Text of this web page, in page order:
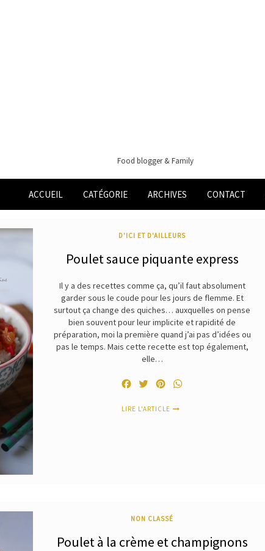
Food blogger & Family
ACCUEIL CATÉGORIE ARCHIVES CONTACT
D'ICI ET D'AILLEURS
Poulet sauce piquante express
Il y a des recettes comme ça, qu’il faut absolument
garder sous le coude pour les jours de flemme. Et
surtout ça change des quiches… auxquelles on pense
bien souvent pour leur implicite et rapidité de
préparation, moi la première quand j’ai pas d’idées ou
pas le temps. Mais cette recette est top également,
elle…
FacebookTwitterPinterest
LIRE L'ARTICLE
NON CLASSÉ
Poulet à la crème et champignons